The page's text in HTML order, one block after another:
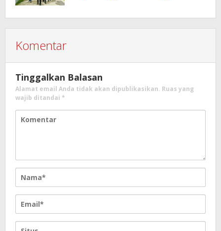
Komentar
Tinggalkan Balasan
Alamat email Anda tidak akan dipublikasikan. Ruas yang
wajib ditandai *